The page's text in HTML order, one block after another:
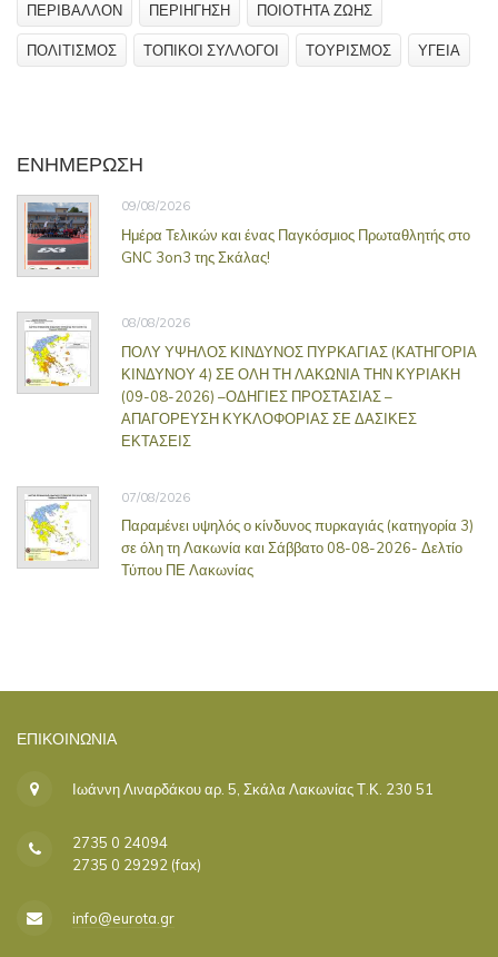
ΠΕΡΙΒΑΛΛΟΝ ΠΕΡΙΗΓΗΣΗ ΠΟΙΟΤΗΤΑ ΖΩΗΣ
ΠΟΛΙΤΙΣΜΟΣ ΤΟΠΙΚΟΙ ΣΥΛΛΟΓΟΙ ΤΟΥΡΙΣΜΟΣ ΥΓΕΙΑ
ΕΝΗΜΕΡΩΣΗ
09/08/2026
Ημέρα Τελικών και ένας Παγκόσμιος Πρωταθλητής στο
GNC 3on3 της Σκάλας!
08/08/2026
ΠΟΛΥ ΥΨΗΛΟΣ ΚΙΝΔΥΝΟΣ ΠΥΡΚΑΓΙΑΣ (ΚΑΤΗΓΟΡΙΑ
ΚΙΝΔΥΝΟΥ 4) ΣΕ ΟΛΗ ΤΗ ΛΑΚΩΝΙΑ ΤΗΝ ΚΥΡΙΑΚΗ
(09-08-2026) –ΟΔΗΓΙΕΣ ΠΡΟΣΤΑΣΙΑΣ –
ΑΠΑΓΟΡΕΥΣΗ ΚΥΚΛΟΦΟΡΙΑΣ ΣΕ ΔΑΣΙΚΕΣ
ΕΚΤΑΣΕΙΣ
07/08/2026
Παραμένει υψηλός ο κίνδυνος πυρκαγιάς (κατηγορία 3)
σε όλη τη Λακωνία και Σάββατο 08-08-2026- Δελτίο
Τύπου ΠΕ Λακωνίας
ΕΠΙΚΟΙΝΩΝΊΑ
Ιωάννη Λιναρδάκου αρ. 5, Σκάλα Λακωνίας Τ.Κ. 230 51
2735 0 24094
2735 0 29292 (fax)
info@eurota.gr